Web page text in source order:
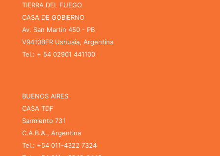
TIERRA DEL FUEGO
CASA DE GOBIERNO
Av. San Martín 450 - PB
V9410BFR Ushuaia, Argentina
Tel.: + 54 02901 441100
BUENOS AIRES
CASA TDF
Sarmiento 731
C.A.B.A., Argentina
Tel.: +54 011-4322 7324